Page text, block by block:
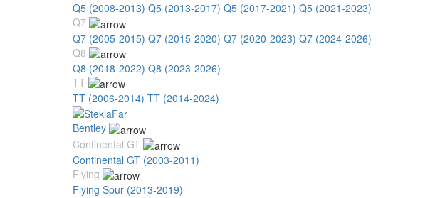
Q5 (2008-2013) Q5 (2013-2017) Q5 (2017-2021) Q5 (2021-2023)
Q7
Q7 (2005-2015) Q7 (2015-2020) Q7 (2020-2023) Q7 (2024-2026)
Q8
Q8 (2018-2022) Q8 (2023-2026)
TT
TT (2006-2014) TT (2014-2024)
Bentley
Continental GT
Continental GT (2003-2011)
Flying
Flying Spur (2013-2019)